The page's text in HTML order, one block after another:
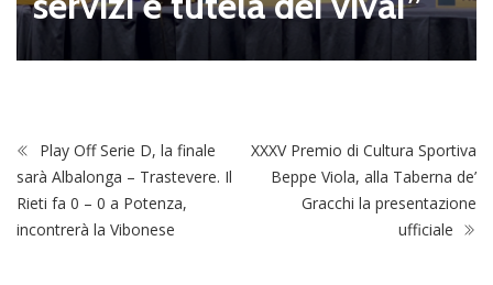
Play Off Serie D, la finale
sarà Albalonga – Trastevere. Il
Rieti fa 0 – 0 a Potenza,
incontrerà la Vibonese
XXXV Premio di Cultura Sportiva
Beppe Viola, alla Taberna de’
Gracchi la presentazione
ufficiale